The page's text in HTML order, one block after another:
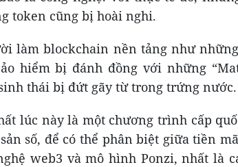
token cũng bị hoài nghi.
làm blockchain nền tảng như
hiểm bị đánh đồng với những
thái bị đứt gãy từ trong trứng nước.
lúc này là một chương trình cấp
số, để có thể phân biệt giữa tiền
web3 và mô hình Ponzi, nhất là